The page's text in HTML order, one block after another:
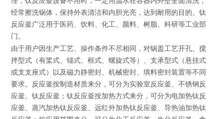
经常擦洗锅体，保持外表清洁和内胆光亮，达到耐用的目的。钛
反应釜广泛用于医药、饮料、化工、颜料、树脂、科研等工业部
门。
由于用户因生产工艺、操作条件不尽相同，对锅盖工艺开孔、搅
拌型式（有桨式、锚式、框式、螺旋式等）、支承型式（悬挂式
或支支座式）以及磁力静密封、机械密封、填料密封装置等不同
要求。反应釜按制造材质来分，可分为实验室反应釜、不锈钢反
应釜、钛反应釜；钛反应釜按加热方式来分，可分为电加热钛反
应釜、蒸汽加热钛反应釜、远红外加热钛反应釜、导热油加热钛